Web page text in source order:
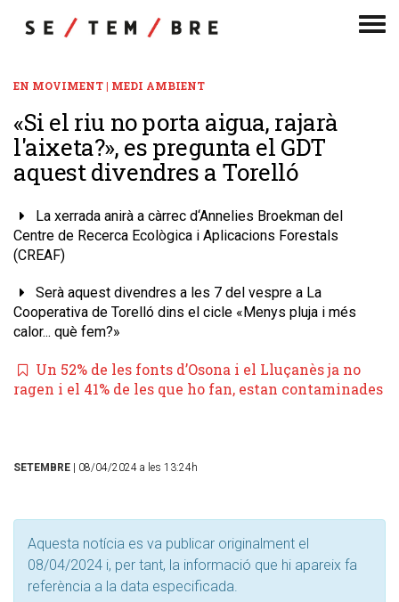
EN MOVIMENT | MEDI AMBIENT
«Si el riu no porta aigua, rajarà
l'aixeta?», es pregunta el GDT
aquest divendres a Torelló
La xerrada anirà a càrrec d‘Annelies Broekman del
Centre de Recerca Ecològica i Aplicacions Forestals
(CREAF)
Serà aquest divendres a les 7 del vespre a La
Cooperativa de Torelló dins el cicle «Menys pluja i més
calor... què fem?»
Un 52% de les fonts d’Osona i el Lluçanès ja no
ragen i el 41% de les que ho fan, estan contaminades
SETEMBRE | 08/04/2024 a les 13:24h
Aquesta notícia es va publicar originalment el
08/04/2024 i, per tant, la informació que hi apareix fa
referència a la data especificada.